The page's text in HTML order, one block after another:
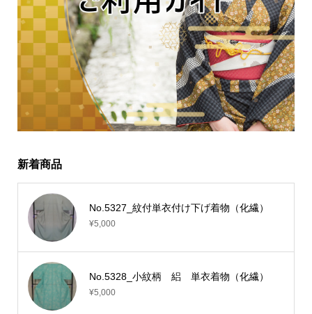
新着商品
No.5327_紋付単衣付け下げ着物（化繊）
¥5,000
No.5328_小紋柄 絽 単衣着物（化繊）
¥5,000